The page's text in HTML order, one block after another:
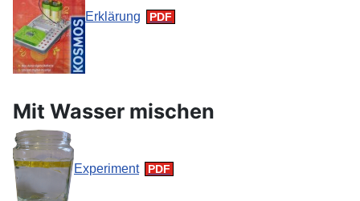
Erklärung
Mit Wasser mischen
Experiment